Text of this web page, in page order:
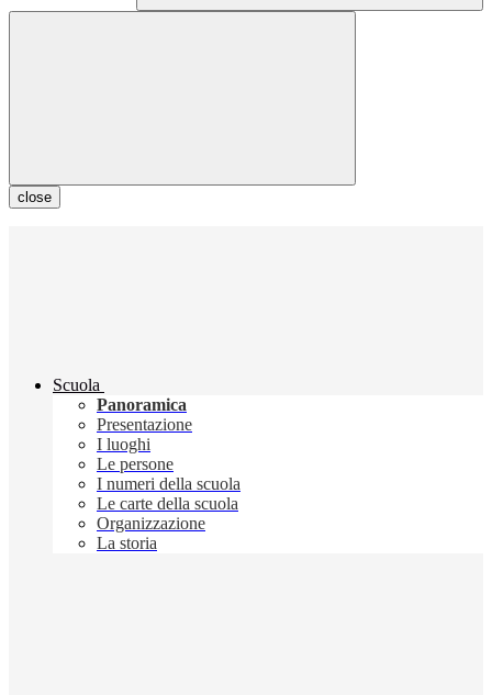
close
Scuola
Panoramica
Presentazione
I luoghi
Le persone
I numeri della scuola
Le carte della scuola
Organizzazione
La storia